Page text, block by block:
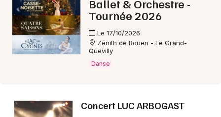
Ballet & Orchestre -
Tournée 2026
Le 17/10/2026
Zénith de Rouen - Le Grand-
Quevilly
Danse
Concert LUC ARBOGAST